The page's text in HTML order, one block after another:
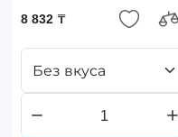
8 832 ₸
Без вкуса